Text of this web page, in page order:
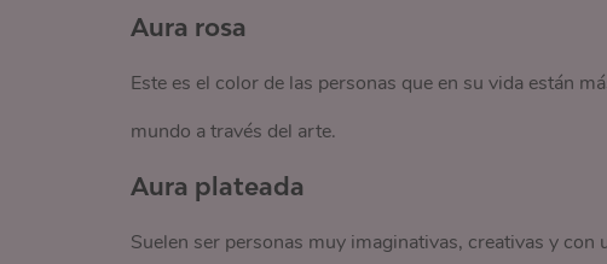
Aura rosa
Este es el color de las personas que en su vida están
mundo a través del arte.
Aura plateada
Suelen ser personas muy imaginativas, creativas y